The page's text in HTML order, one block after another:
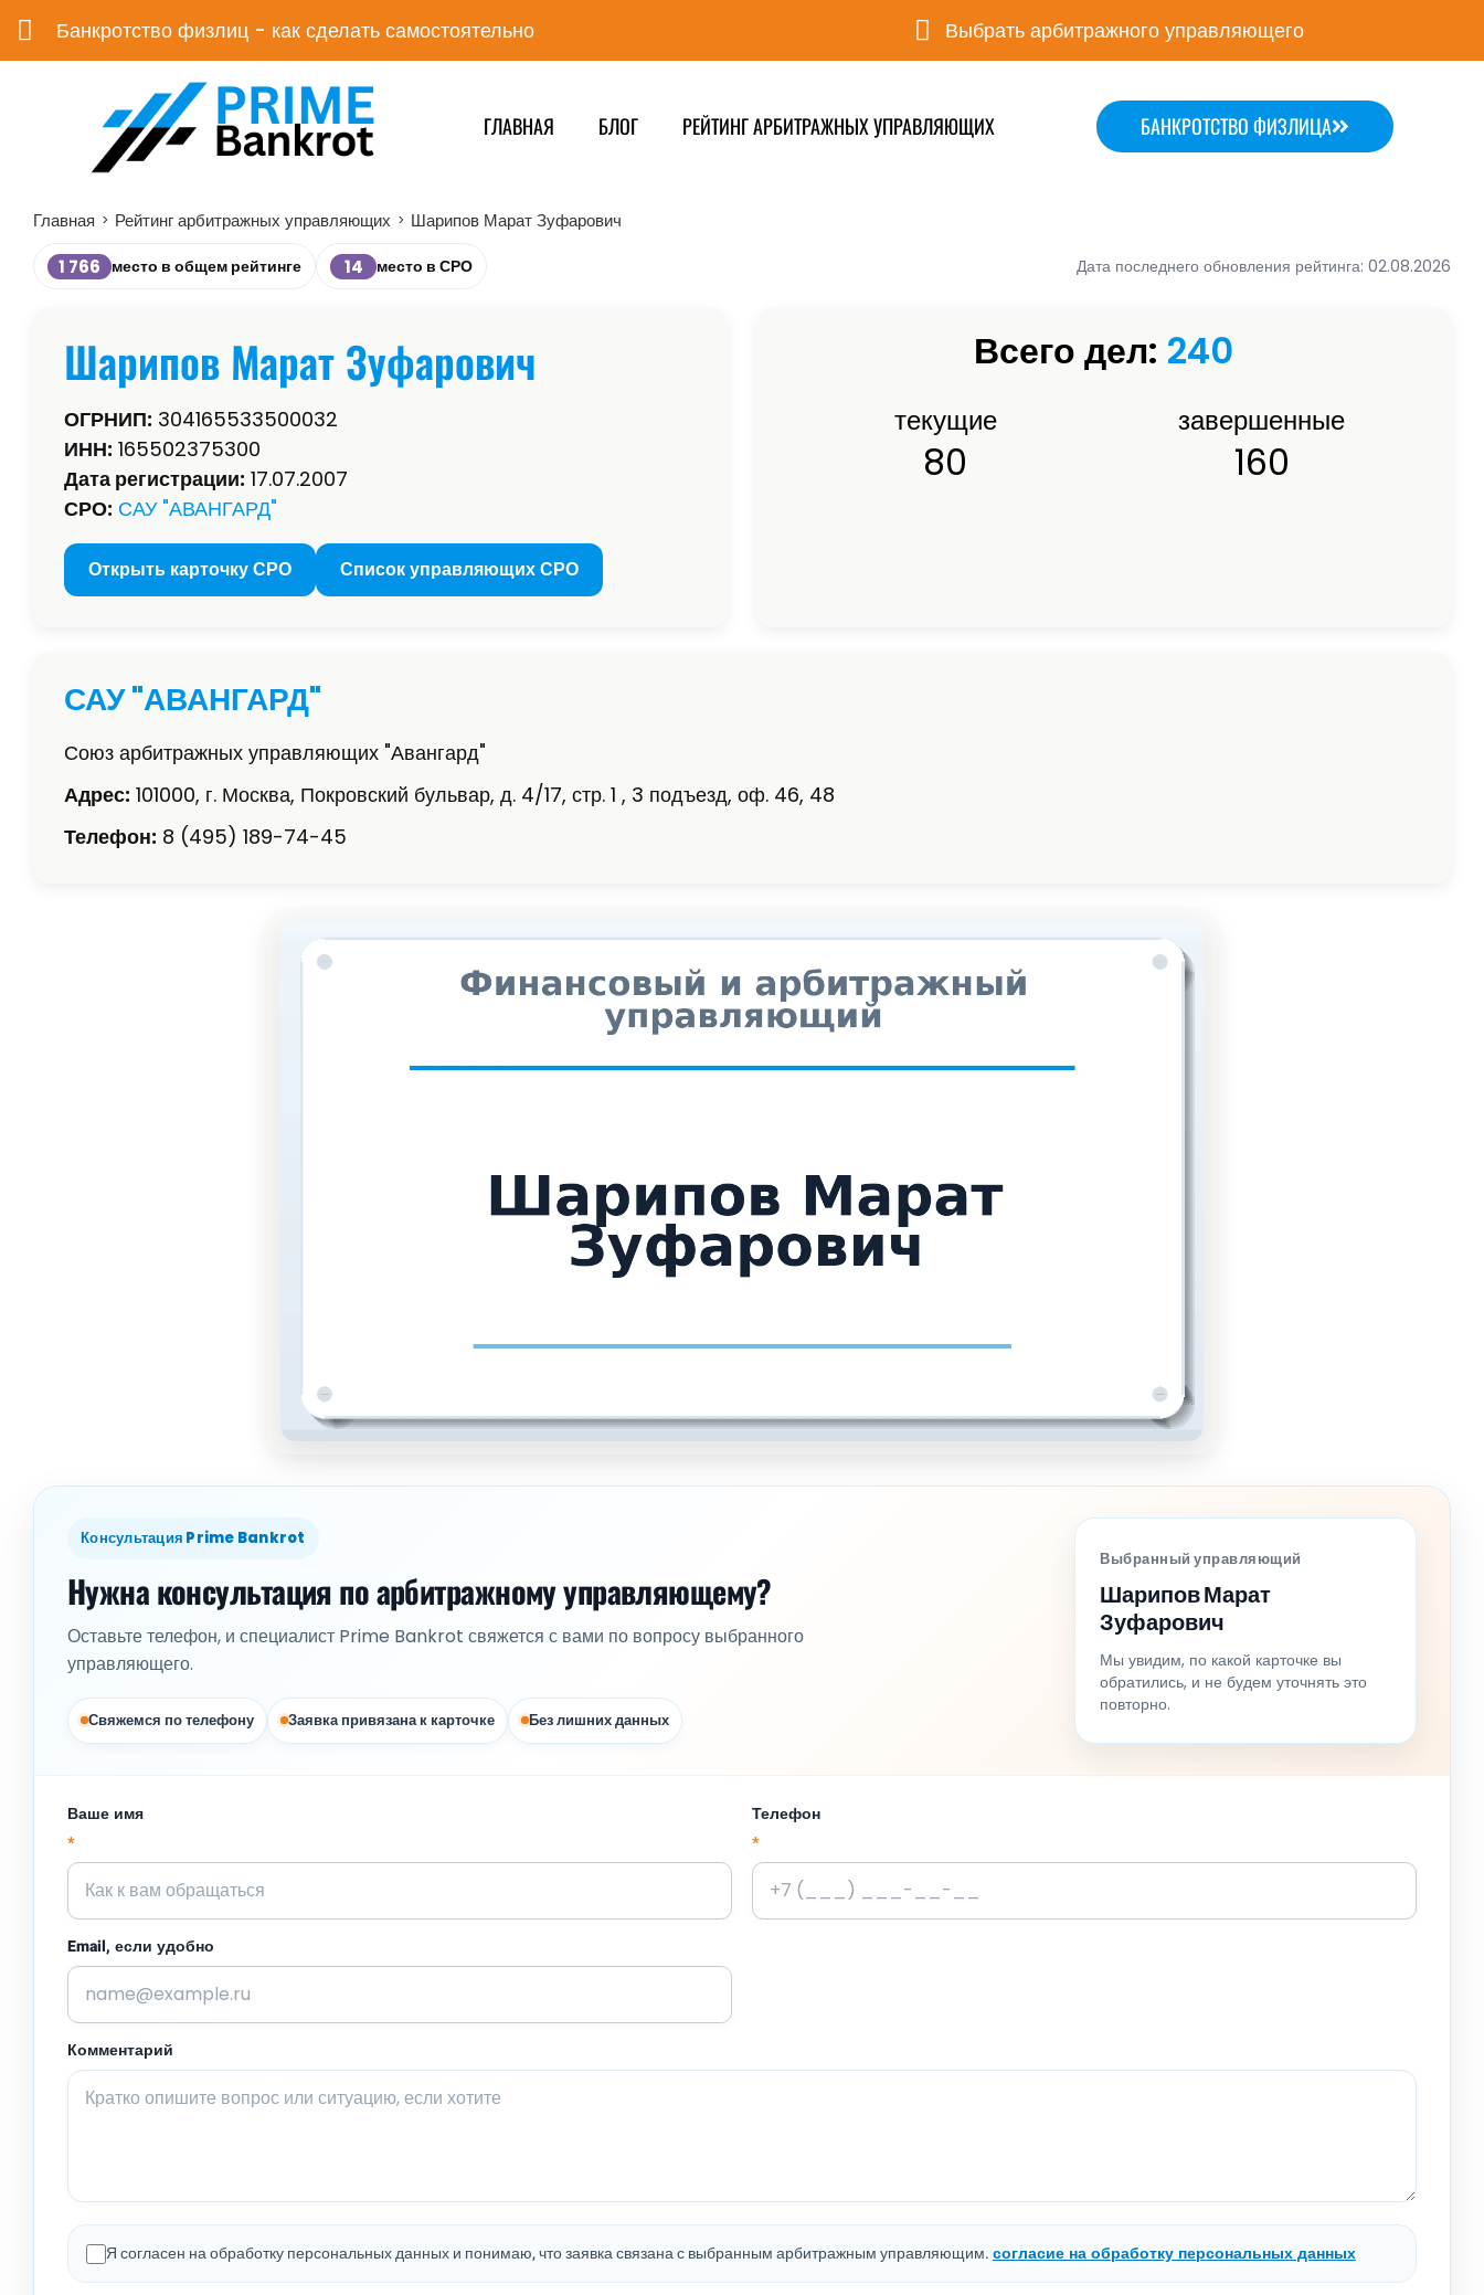
Банкротство физлиц - как сделать самостоятельно Выбрать арбитражного управляющего
ГЛАВНАЯ БЛОГ РЕЙТИНГ АРБИТРАЖНЫХ УПРАВЛЯЮЩИХ БАНКРОТСТВО ФИЗЛИЦА
Главная > Рейтинг арбитражных управляющих > Шарипов Марат Зуфарович
1 766 место в общем рейтинге 14 место в СРО Дата последнего обновления рейтинга: 02.08.2026
Шарипов Марат Зуфарович
ОГРНИП: 304165533500032
ИНН: 165502375300
Дата регистрации: 17.07.2007
СРО: САУ "АВАНГАРД"
Открыть карточку СРО Список управляющих СРО
Всего дел: 240
текущие
80
завершенные
160
САУ "АВАНГАРД"
Союз арбитражных управляющих "Авангард"
Адрес: 101000, г. Москва, Покровский бульвар, д. 4/17, стр. 1 , 3 подъезд, оф. 46, 48
Телефон: 8 (495) 189-74-45
Консультация Prime Bankrot
Нужна консультация по арбитражному управляющему?
Оставьте телефон, и специалист Prime Bankrot свяжется с вами по вопросу выбранного
управляющего.
Свяжемся по телефону Заявка привязана к карточке Без лишних данных
Выбранный управляющий
Шарипов Марат
Зуфарович
Мы увидим, по какой карточке вы
обратились, и не будем уточнять это
повторно.
Ваше имя
*
Телефон
*
Email, если удобно
Комментарий
Я согласен на обработку персональных данных и понимаю, что заявка связана с выбранным арбитражным управляющим.согласие на обработку персональных данных